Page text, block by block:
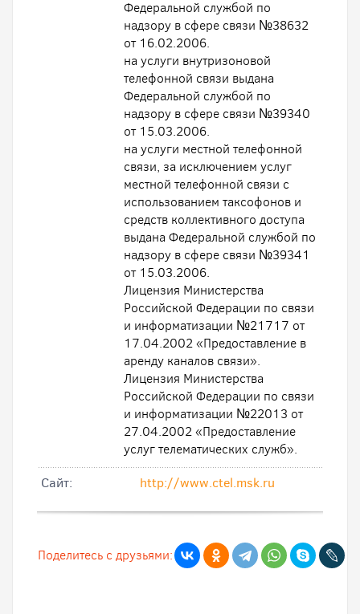
Федеральной службой по
надзору в сфере связи №38632
от 16.02.2006.
на услуги внутризоновой
телефонной связи выдана
Федеральной службой по
надзору в сфере связи №39340
от 15.03.2006.
на услуги местной телефонной
связи, за исключением услуг
местной телефонной связи с
использованием таксофонов и
средств коллективного доступа
выдана Федеральной службой по
надзору в сфере связи №39341
от 15.03.2006.
Лицензия Министерства
Российской Федерации по связи
и информатизации №21717 от
17.04.2002 «Предоставление в
аренду каналов связи».
Лицензия Министерства
Российской Федерации по связи
и информатизации №22013 от
27.04.2002 «Предоставление
услуг телематических служб».
Cайт:
http://www.ctel.msk.ru
Поделитесь с друзьями: